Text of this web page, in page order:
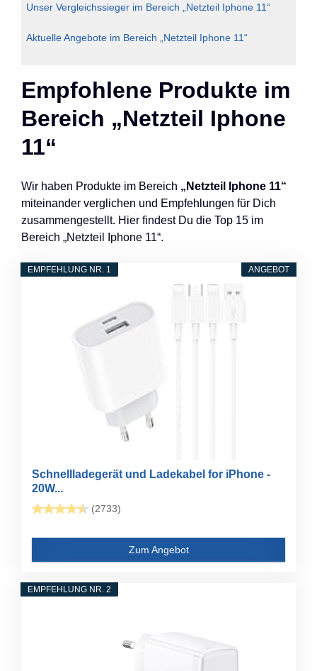
Unser Vergleichssieger im Bereich „Netzteil Iphone 11“
Aktuelle Angebote im Bereich „Netzteil Iphone 11“
Empfohlene Produkte im
Bereich „Netzteil Iphone
11“
Wir haben Produkte im Bereich „Netzteil Iphone 11“
miteinander verglichen und Empfehlungen für Dich
zusammengestellt. Hier findest Du die Top 15 im
Bereich „Netzteil Iphone 11“.
ANGEBOT
EMPFEHLUNG NR. 1
Schnellladegerät und Ladekabel for iPhone -
20W...
(2733)
Zum Angebot
EMPFEHLUNG NR. 2